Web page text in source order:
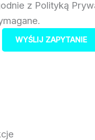
z Polityką
WYŚLIJ ZAPYTANIE